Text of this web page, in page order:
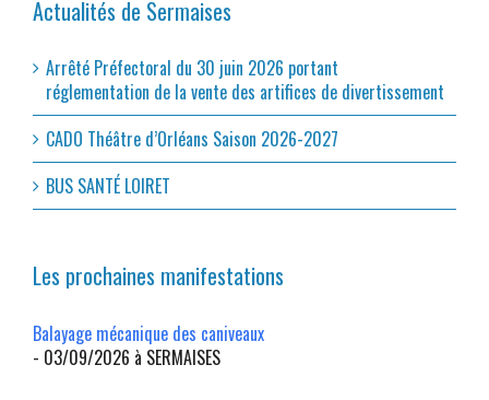
Actualités de Sermaises
Arrêté Préfectoral du 30 juin 2026 portant
réglementation de la vente des artifices de divertissement
CADO Théâtre d’Orléans Saison 2026-2027
BUS SANTÉ LOIRET
Les prochaines manifestations
Balayage mécanique des caniveaux
- 03/09/2026 à SERMAISES